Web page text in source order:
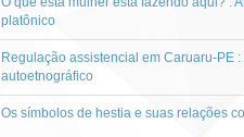
platônico
Regulação assistencial em Caruaru-PE
autoetnográfico
Os símbolos de hestia e suas relações